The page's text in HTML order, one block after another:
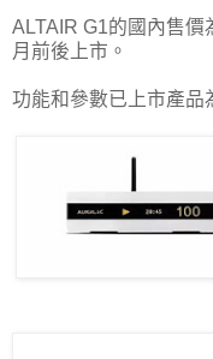
ALTAIR G1的國內售
月前後上市。
功能和參數已上市產品